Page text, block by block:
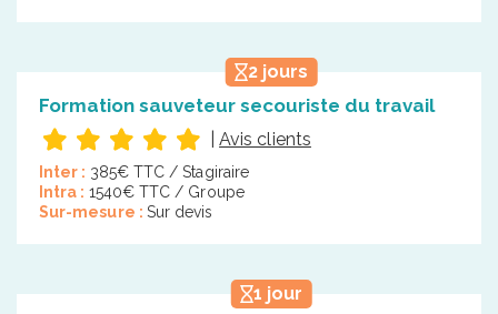
2 jours
Formation sauveteur secouriste du travail
Avis clients
Inter : 385€ TTC / Stagiraire
Intra : 1540€ TTC / Groupe
Sur-mesure : Sur devis
1 jour